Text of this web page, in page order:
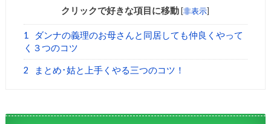
クリックで好きな項目に移動 [非表示]
1
ダンナの義理のお母さんと同居しても仲良くやって
く３つのコツ
2 まとめ･姑と上手くやる三つのコツ！